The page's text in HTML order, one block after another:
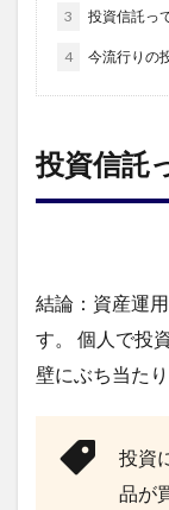
3 投資信託っ
4 今流行りの
投資信託
結論：資産運
す。
個人で投
壁にぶち当たり
投資
品が